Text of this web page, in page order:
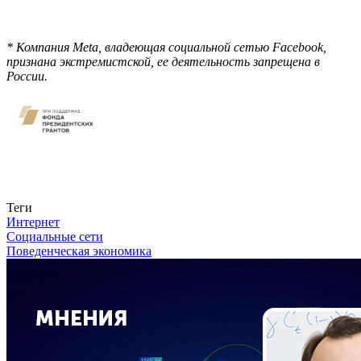
* Компания Meta, владеющая социальной сетью Facebook,
признана экстремистской, ее деятельность запрещена в
России.
Теги
Интернет
Социальные сети
Поведенческая экономика